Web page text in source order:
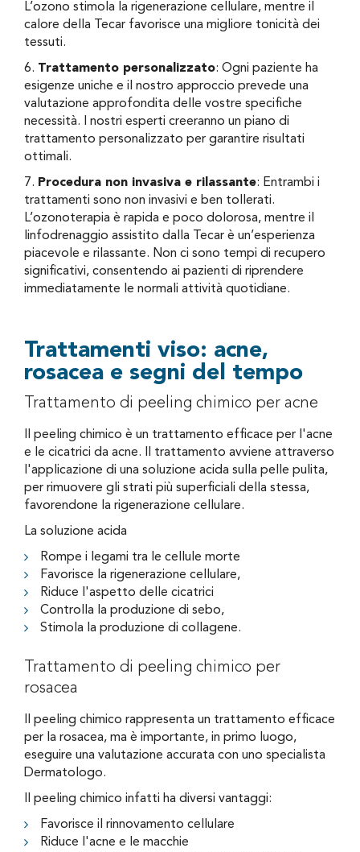
L’ozono stimola la rigenerazione cellulare, mentre il
calore della Tecar favorisce una migliore tonicità dei
tessuti.
6. Trattamento personalizzato: Ogni paziente ha
esigenze uniche e il nostro approccio prevede una
valutazione approfondita delle vostre specifiche
necessità. I nostri esperti creeranno un piano di
trattamento personalizzato per garantire risultati
ottimali.
7. Procedura non invasiva e rilassante: Entrambi i
trattamenti sono non invasivi e ben tollerati.
L’ozonoterapia è rapida e poco dolorosa, mentre il
linfodrenaggio assistito dalla Tecar è un’esperienza
piacevole e rilassante. Non ci sono tempi di recupero
significativi, consentendo ai pazienti di riprendere
immediatamente le normali attività quotidiane.
Trattamenti viso: acne,
rosacea e segni del tempo
Trattamento di peeling chimico per acne
Il peeling chimico è un trattamento efficace per l'acne
e le cicatrici da acne. Il trattamento avviene attraverso
l'applicazione di una soluzione acida sulla pelle pulita,
per rimuovere gli strati più superficiali della stessa,
favorendone la rigenerazione cellulare.
La soluzione acida
Rompe i legami tra le cellule morte
Favorisce la rigenerazione cellulare,
Riduce l'aspetto delle cicatrici
Controlla la produzione di sebo,
Stimola la produzione di collagene.
Trattamento di peeling chimico per
rosacea
Il peeling chimico rappresenta un trattamento efficace
per la rosacea, ma è importante, in primo luogo,
eseguire una valutazione accurata con uno specialista
Dermatologo.
Il peeling chimico infatti ha diversi vantaggi:
Favorisce il rinnovamento cellulare
Riduce l'acne e le macchie